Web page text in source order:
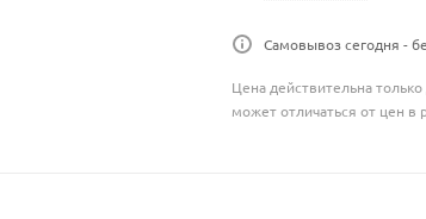
Самовывоз сегодня -
Цена действительна
может отличаться от цен в